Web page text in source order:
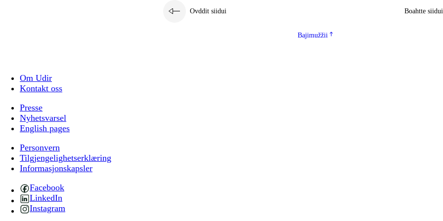
Ovddit siidui Boahtte siidui
Bajimužžii
Om Udir
Kontakt oss
Presse
Nyhetsvarsel
English pages
Personvern
Tilgjengelighetserklæring
Informasjonskapsler
Facebook
LinkedIn
Instagram